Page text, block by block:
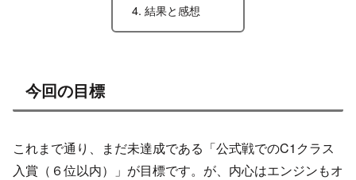
結果と感想
今回の目標
これまで通り、まだ未達成である「公式戦でのC1クラス
入賞（６位以内）」が目標です。が、内心はエンジンもオ